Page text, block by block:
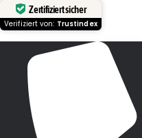
Zertifiziert sicher
Verifiziert von: Trustindex